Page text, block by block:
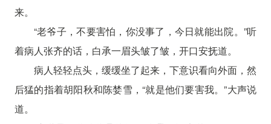
来。
“老爷子，不要害怕，你没事了，今日就能出院。”听
着病人张齐的话，白承一眉头皱了皱，开口安抚道。
病人轻轻点头，缓缓坐了起来，下意识看向外面，然
后猛的指着胡阳秋和陈婪雪，“就是他们要害我。”大声说
道。